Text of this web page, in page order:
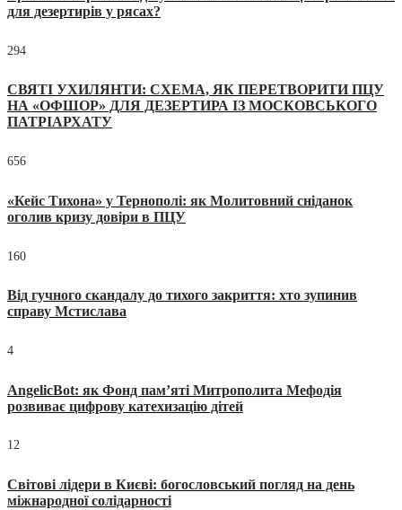
для дезертирів у рясах?
294
СВЯТІ УХИЛЯНТИ: СХЕМА, ЯК ПЕРЕТВОРИТИ ПЦУ
НА «ОФШОР» ДЛЯ ДЕЗЕРТИРА ІЗ МОСКОВСЬКОГО
ПАТРІАРХАТУ
656
«Кейс Тихона» у Тернополі: як Молитовний сніданок
оголив кризу довіри в ПЦУ
160
Від гучного скандалу до тихого закриття: хто зупинив
справу Мстислава
4
AngelicBot: як Фонд пам’яті Митрополита Мефодія
розвиває цифрову катехизацію дітей
12
Світові лідери в Києві: богословський погляд на день
міжнародної солідарності